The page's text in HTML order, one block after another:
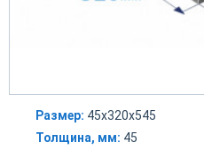
Размер: 45х320х545
Толщина, мм: 45